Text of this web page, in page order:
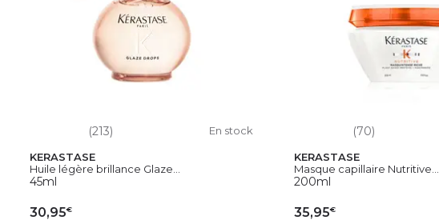
(213) En stock
KERASTASE
Huile légère brillance Glaze...
45ml
30,95€
(70)
KERASTASE
Masque capillaire Nutritive...
200ml
35,95€